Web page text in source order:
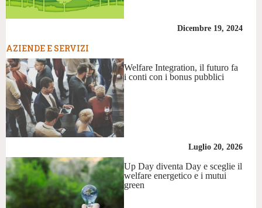
Dicembre 19, 2024
AZIENDE E SERVIZI
Welfare Integration, il futuro fa
i conti con i bonus pubblici
Luglio 20, 2026
Up Day diventa Day e sceglie il
welfare energetico e i mutui
green